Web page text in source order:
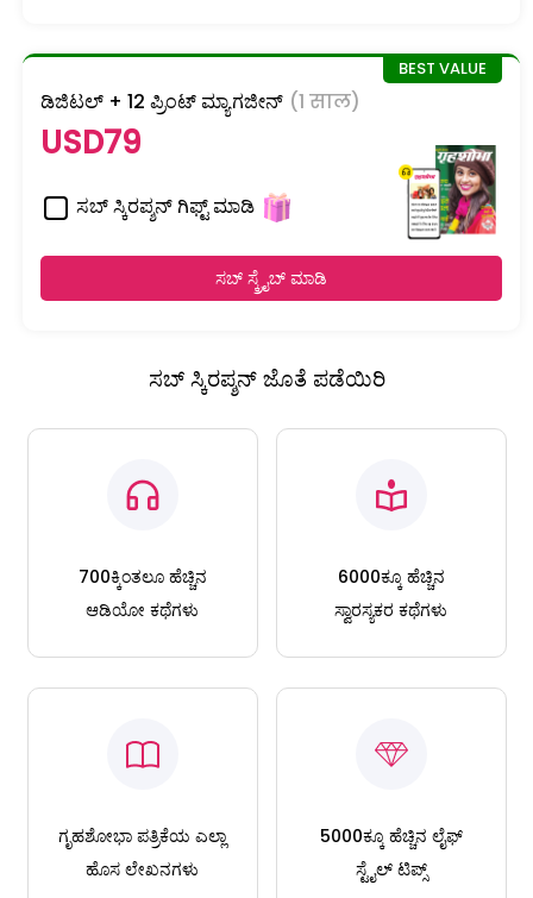
ಡಿಜಿಟಲ್ + 12 ಪ್ರಿಂಟ್ ಮ್ಯಾಗಜೀನ್ (1 साल)
USD79
ಸಬ್ ಸ್ಕಿರಪ್ಶನ್ ಗಿಫ್ಟ್ ಮಾಡಿ
ಸಬ್ ಸ್ಕ್ರೈಬ್ ಮಾಡಿ
ಸಬ್ ಸ್ಕಿರಪ್ಶನ್ ಜೊತೆ ಪಡೆಯಿರಿ
700ಕ್ಕಿಂತಲೂ ಹೆಚ್ಚಿನ
ಆಡಿಯೋ ಕಥೆಗಳು
6000ಕ್ಕೂ ಹೆಚ್ಚಿನ
ಸ್ವಾರಸ್ಯಕರ ಕಥೆಗಳು
ಗೃಹಶೋಭಾ ಪತ್ರಿಕೆಯ ಎಲ್ಲಾ
ಹೊಸ ಲೇಖನಗಳು
5000ಕ್ಕೂ ಹೆಚ್ಚಿನ ಲೈಫ್
ಸ್ಟೈಲ್ ಟಿಪ್ಸ್